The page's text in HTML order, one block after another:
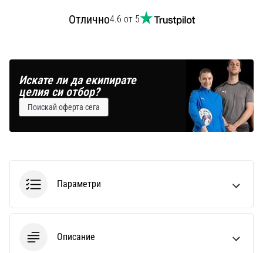
Отлично4.6 от 5
Искате ли да екипирате
целия си отбор?
Поискай оферта сега
Параметри
Описание